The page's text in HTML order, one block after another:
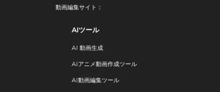
動画編集サイト：
AIツール
AI 動画生成
AIアニメ動画作成ツール
AI動画編集ツール